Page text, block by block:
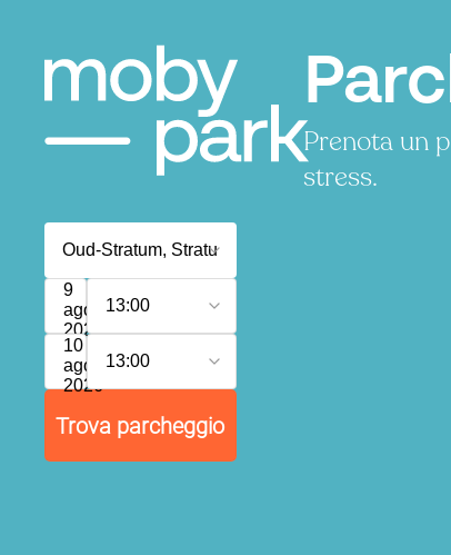
Prenota un
stress.
9
agosto
2026
13:00
10
agosto
2026
13:00
Trova parcheggio